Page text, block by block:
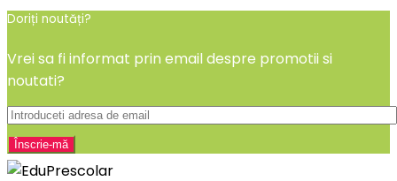
Doriți noutăți?
Vrei sa fi informat prin email despre promotii si
noutati?